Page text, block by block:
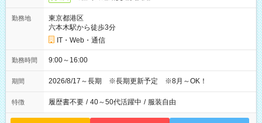
勤務地
東京都港区
六本木駅から徒歩3分
IT・Web・通信
勤務時間 9:00～16:00
期間 2026/8/17～長期 ※長期更新予定 ※8月～OK！
特徴 履歴書不要 / 40～50代活躍中 / 服装自由